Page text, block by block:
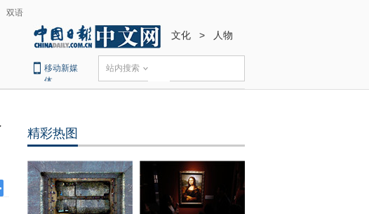
双语
文化 > 人物
移动新媒
体
站内搜索
精彩热图